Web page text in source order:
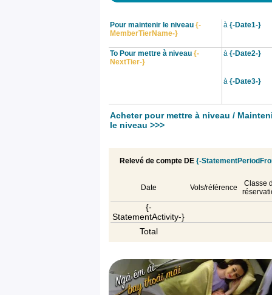
Pour maintenir le niveau {-
MemberTierName-}
à {-Date1-}
To Pour mettre à niveau {-
NextTier-}
à {-Date2-}
à {-Date3-}
Acheter pour mettre à niveau /
le niveau >>>
Relevé de compte DE {-
Date Vols/référence
Classe
{-
StatementActivity-}
Total